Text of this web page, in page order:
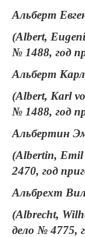
Альберт
(Albert,
№ 1488, год
Альберт
(Albert, Karl
№ 1488, год
Альбертин
(Albertin,
2470, год
Альбрехт
(Albrecht,
дело № 4775,